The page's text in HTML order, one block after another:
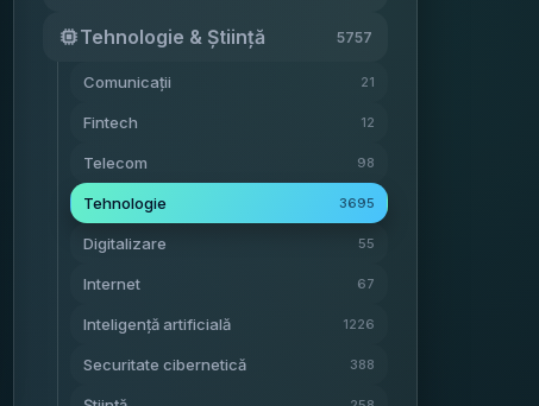
Tehnologie & Știință 5757
Comunicații 21
Fintech 12
Telecom 98
Tehnologie 3695
Digitalizare 55
Internet 67
Inteligență artificială 1226
Securitate cibernetică 388